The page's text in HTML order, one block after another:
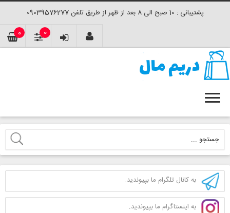
پشتیبانی : 10 صبح الی 8 بعد از ظهر از طریق تلفن 09039576277
0 0
به کانال تلگرام ما بپیوندید.
به اینستاگرام ما بپیوندید.